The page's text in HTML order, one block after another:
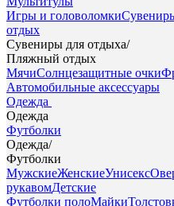
Игры и головоломки
отдых
Сувениры для отдыха/
Пляжный отдых
МячиСолнцезащитные очки
Автомобильные аксессуары
Одежда
Одежда
Футболки
Одежда/
Футболки
МужскиеЖенскиеУнисекс
рукавомДетские
Футболки полоМайки